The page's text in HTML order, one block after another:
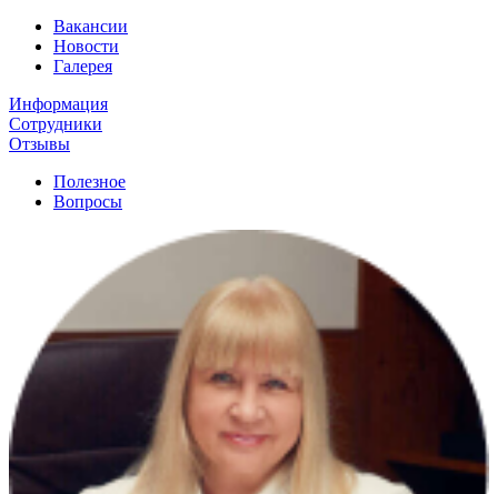
Вакансии
Новости
Галерея
Информация
Сотрудники
Отзывы
Полезное
Вопросы